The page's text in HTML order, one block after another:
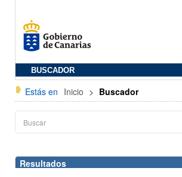
BUSCADOR
Estás en Inicio > Buscador
Resultados